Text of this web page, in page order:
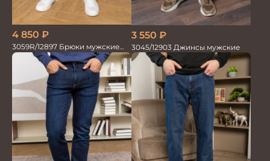
4 850 ₽
3059R/12897 Брюки мужские
MAC PERSON
3 550 ₽
3045/12903 Джинсы мужские